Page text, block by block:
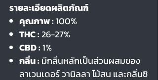
รายละเอียดผลิตภัณฑ์
คุณภาพ :100%
THC :26-27%
CBD :1%
กลิ่น : มีกลิ่นหลักเป็นส่วนผสมของ
ลาเวนเดอร์ วานิลลา ไม้สน และกลิ่นซิ